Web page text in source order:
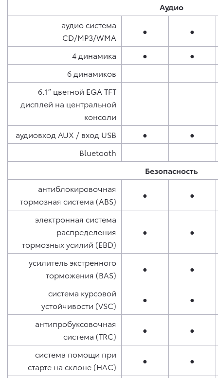
Аудио
аудио система
CD/MP3/WMA
● ●
4 динамика ●
●
6 динамиков
6.1″ цветной EGA TFT
дисплей на центральной
консоли
аудиовход AUX / вход USB
●
●
Bluetooth
Безопасность
антиблокировочная
тормозная система (ABS)
● ●
электронная система
распределения
тормозных усилий (EBD)
● ●
усилитель экстренного
торможения (BAS)
● ●
система курсовой
устойчивости (VSC)
● ●
антипробуксовочная
система (TRC)
● ●
система помощи при
старте на склоне (HAC)
● ●